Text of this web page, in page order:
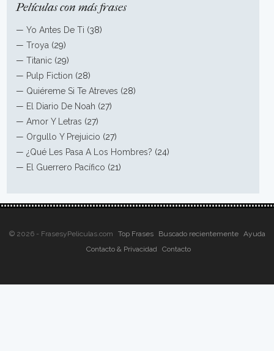
Películas con más frases
—Yo Antes De Ti (38)
—Troya (29)
—Titanic (29)
— Pulp Fiction (28)
— Quiéreme Si Te Atreves (28)
— El Diario De Noah (27)
—Amor Y Letras (27)
— Orgullo Y Prejuicio (27)
—¿Qué Les Pasa A Los Hombres? (24)
— El Guerrero Pacífico (21)
© 2026 - FrasesyPeliculas.com Top Frases Buscado recientemente
Ayuda
Contacto & Privacidad
Contacto